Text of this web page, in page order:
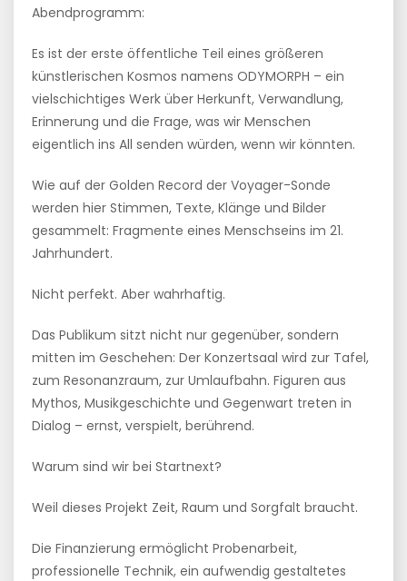
Abendprogramm:
Es ist der erste öffentliche Teil eines größeren
künstlerischen Kosmos namens ODYMORPH – ein
vielschichtiges Werk über Herkunft, Verwandlung,
Erinnerung und die Frage, was wir Menschen
eigentlich ins All senden würden, wenn wir könnten.
Wie auf der Golden Record der Voyager-Sonde
werden hier Stimmen, Texte, Klänge und Bilder
gesammelt: Fragmente eines Menschseins im 21.
Jahrhundert.
Nicht perfekt. Aber wahrhaftig.
Das Publikum sitzt nicht nur gegenüber, sondern
mitten im Geschehen: Der Konzertsaal wird zur Tafel,
zum Resonanzraum, zur Umlaufbahn. Figuren aus
Mythos, Musikgeschichte und Gegenwart treten in
Dialog – ernst, verspielt, berührend.
Warum sind wir bei Startnext?
Weil dieses Projekt Zeit, Raum und Sorgfalt braucht.
Die Finanzierung ermöglicht Probenarbeit,
professionelle Technik, ein aufwendig gestaltetes